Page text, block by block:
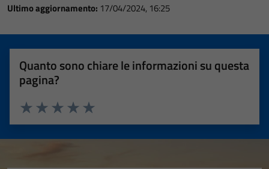
Ultimo aggiornamento: 17/04/2024, 16:25
Quanto sono chiare le informazioni su questa
pagina?
Valuta 5 stelle su 5
Valuta 4 stelle su 5
Valuta 3 stelle su 5
Valuta 2 stelle su 5
Valuta 1 stelle su 5